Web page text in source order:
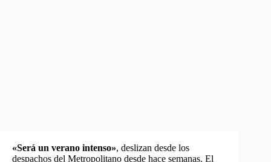
«Será un verano intenso», deslizan desde los
despachos del Metropolitano desde hace semanas. El